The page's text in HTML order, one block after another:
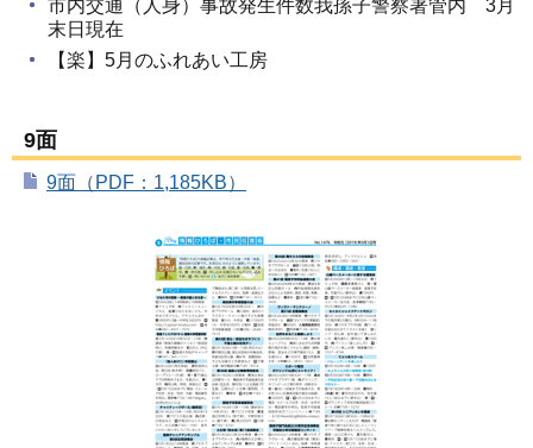
市内交通（人身）事故発生件数我孫子警察署管内 3月
末日現在
【楽】5月のふれあい工房
9面
9面（PDF：1,185KB）